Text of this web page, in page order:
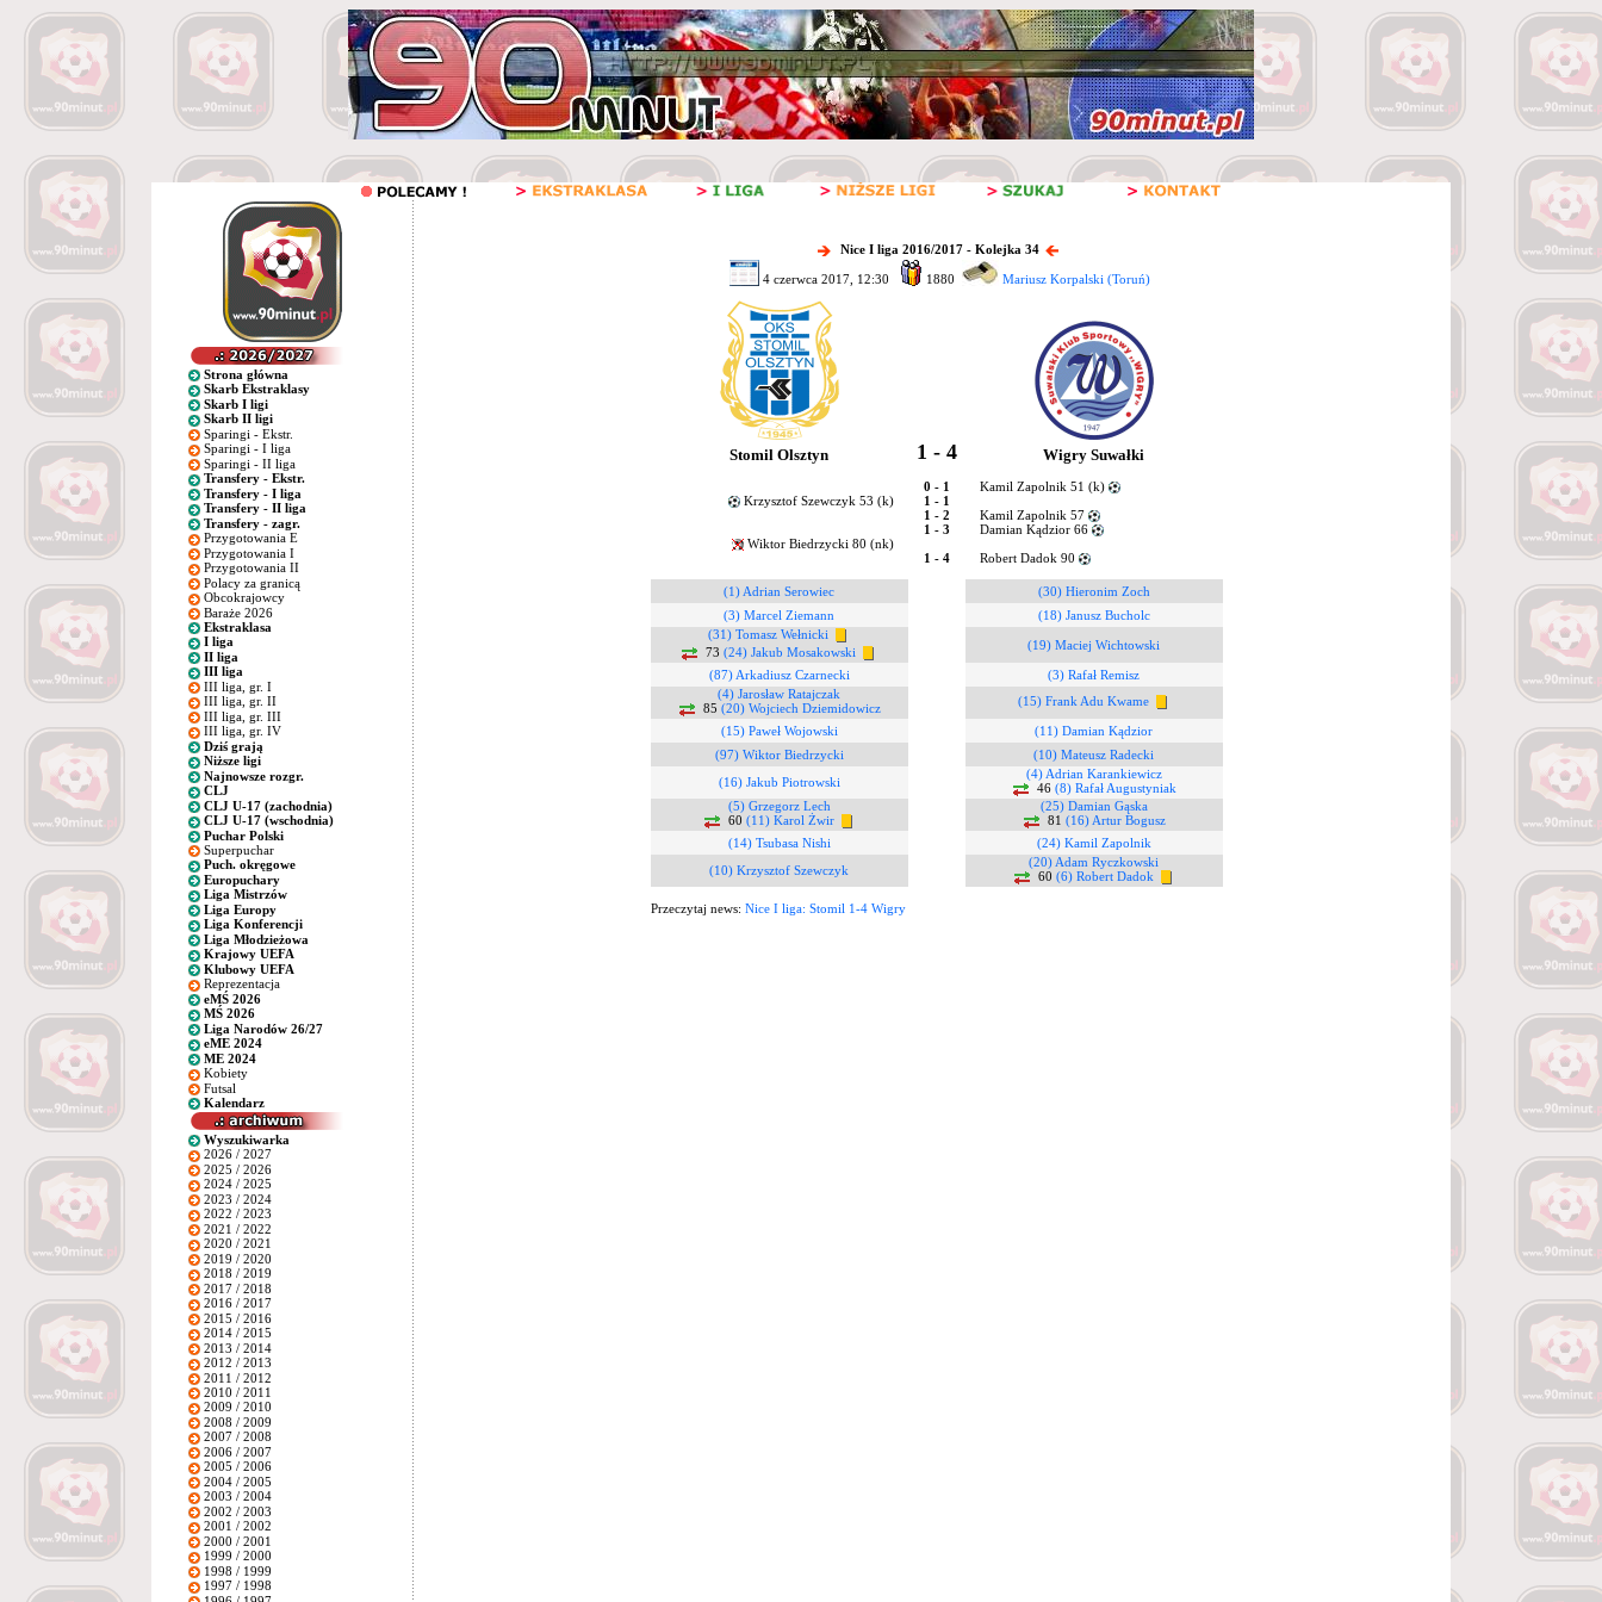
Strona główna
Skarb Ekstraklasy
Skarb I ligi
Skarb II ligi
Sparingi - Ekstr.
Sparingi - I liga
Sparingi - II liga
Transfery - Ekstr.
Transfery - I liga
Transfery - II liga
Transfery - zagr.
Przygotowania E
Przygotowania I
Przygotowania II
Polacy za granicą
Obcokrajowcy
Baraże 2026
Ekstraklasa
I liga
II liga
III liga
III liga, gr. I
III liga, gr. II
III liga, gr. III
III liga, gr. IV
Dziś grają
Niższe ligi
Najnowsze rozgr.
CLJ
CLJ U-17 (zachodnia)
CLJ U-17 (wschodnia)
Puchar Polski
Superpuchar
Puch. okręgowe
Europuchary
Liga Mistrzów
Liga Europy
Liga Konferencji
Liga Młodzieżowa
Krajowy UEFA
Klubowy UEFA
Reprezentacja
eMŚ 2026
MŚ 2026
Liga Narodów 26/27
eME 2024
ME 2024
Kobiety
Futsal
Kalendarz
Wyszukiwarka
2026 / 2027
2025 / 2026
2024 / 2025
2023 / 2024
2022 / 2023
2021 / 2022
2020 / 2021
2019 / 2020
2018 / 2019
2017 / 2018
2016 / 2017
2015 / 2016
2014 / 2015
2013 / 2014
2012 / 2013
2011 / 2012
2010 / 2011
2009 / 2010
2008 / 2009
2007 / 2008
2006 / 2007
2005 / 2006
2004 / 2005
2003 / 2004
2002 / 2003
2001 / 2002
2000 / 2001
1999 / 2000
1998 / 1999
1997 / 1998
Nice I liga 2016/2017 - Kolejka 34
4 czerwca 2017, 12:30 1880 Mariusz Korpalski (Toruń)
Stomil Olsztyn 1 - 4 Wigry Suwałki
0 - 1
Kamil Zapolnik 51 (k)
Krzysztof Szewczyk 53 (k)
1 - 1
1 - 2
Kamil Zapolnik 57
1 - 3
Damian Kądzior 66
Wiktor Biedrzycki 80 (nk)
1 - 4
Robert Dadok 90
(1) Adrian Serowiec
(30) Hieronim Zoch
(3) Marcel Ziemann
(18) Janusz Bucholc
(31) Tomasz Wełnicki
73 (24) Jakub Mosakowski
(19) Maciej Wichtowski
(87) Arkadiusz Czarnecki
(3) Rafał Remisz
(4) Jarosław Ratajczak
85 (20) Wojciech Dziemidowicz (15) Frank Adu Kwame
(15) Paweł Wojowski
(11) Damian Kądzior
(97) Wiktor Biedrzycki
(10) Mateusz Radecki
(16) Jakub Piotrowski
(4) Adrian Karankiewicz
46 (8) Rafał Augustyniak
(5) Grzegorz Lech
60 (11) Karol Żwir
(25) Damian Gąska
81 (16) Artur Bogusz
(14) Tsubasa Nishi
(24) Kamil Zapolnik
(10) Krzysztof Szewczyk
(20) Adam Ryczkowski
60 (6) Robert Dadok
Przeczytaj news: Nice I liga: Stomil 1-4 Wigry